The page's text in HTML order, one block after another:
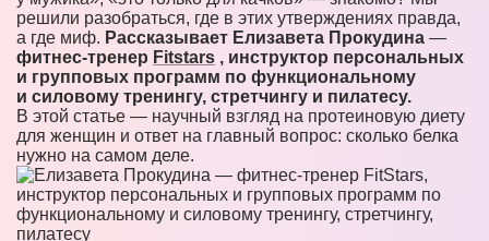
решили разобраться, где в этих утверждениях правда,
а где миф. Рассказывает Елизавета Прокудина —
фитнес-тренер Fitstars , инструктор персональных
и групповых программ по функциональному
и силовому тренингу, стретчингу и пилатесу.
В этой статье — научный взгляд на протеиновую диету
для женщин и ответ на главный вопрос: сколько белка
нужно на самом деле.